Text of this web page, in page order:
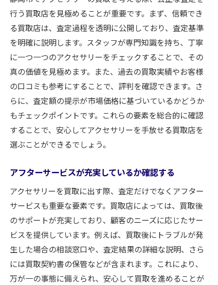
行う買取店を見極めることが重要です。まず、信頼でき
る買取店は、査定過程を透明に公開しており、査定基準
を明確に説明します。スタッフが専門知識を持ち、丁寧
に一つ一つのアクセサリーをチェックすることで、その
真の価値を見極めます。また、過去の買取実績やお客様
の口コミも参考にすることで、評判を確認できます。さ
らに、査定額の提示が市場価格に基づいているかどうか
もチェックポイントです。これらの要素を総合的に確認
することで、安心してアクセサリーを手放せる買取店を
選ぶことができるでしょう。
アフターサービスが充実しているか確認する
アクセサリーを買取に出す際、査定だけでなくアフター
サービスも重要な要素です。買取店によっては、買取後
のサポートが充実しており、顧客のニーズに応じたサー
ビスを提供しています。例えば、買取後にトラブルが発
生した場合の相談窓口や、査定結果の詳細な説明、さら
には買取契約書の保管などが含まれます。これにより、
万が一の事態に備えられ、安心して買取を進めることが